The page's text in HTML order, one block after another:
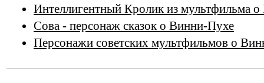
Интеллигентный Кролик из мультфильма
Сова - персонаж сказок о Винни-Пухе
Персонажи советских мультфильмов о